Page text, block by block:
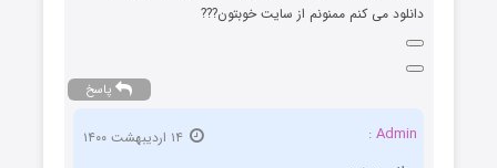
دانلود می کنم ممنونم از سایت خوبتون???
پاسخ
Admin :